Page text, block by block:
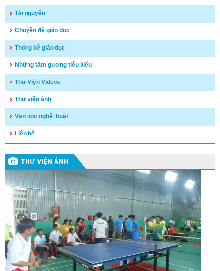
Tài nguyên
Chuyên đề giáo dục
Thống kê giáo dục
Những tấm gương tiêu biểu
Thư Viện Videos
Thư viện ảnh
Văn học nghệ thuật
Liên hệ
THƯ VIỆN ẢNH